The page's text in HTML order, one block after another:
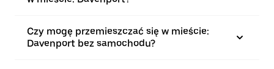
Czy mogę przemieszczać się w mieście:
Davenport bez samochodu?